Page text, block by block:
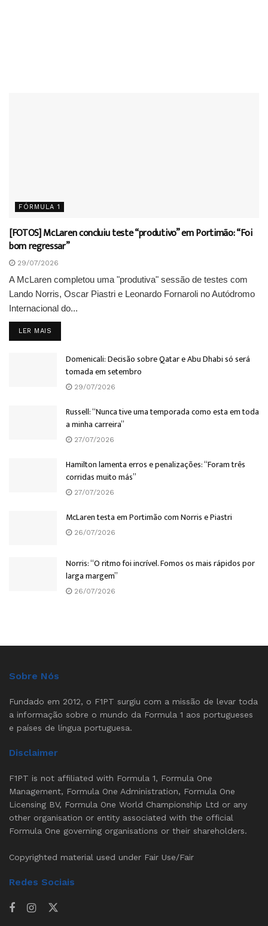
FÓRMULA 1
[FOTOS] McLaren concluiu teste “produtivo” em Portimão: “Foi
bom regressar”
29/07/2026
A McLaren completou uma "produtiva" sessão de testes com
Lando Norris, Oscar Piastri e Leonardo Fornaroli no Autódromo
Internacional do...
LER MAIS
Domenicali: Decisão sobre Qatar e Abu Dhabi só será
tomada em setembro
29/07/2026
Russell: “Nunca tive uma temporada como esta em toda
a minha carreira”
27/07/2026
Hamilton lamenta erros e penalizações: “Foram três
corridas muito más”
27/07/2026
McLaren testa em Portimão com Norris e Piastri
26/07/2026
Norris: “O ritmo foi incrível. Fomos os mais rápidos por
larga margem”
26/07/2026
Sobre Nós
Fundado em 2012, o F1PT surgiu com a missão de levar toda
a informação sobre o mundo da Formula 1 aos portugueses
e países de língua portuguesa.
Disclaimer
F1PT is not affiliated with Formula 1, Formula One
Management, Formula One Administration, Formula One
Licensing BV, Formula One World Championship Ltd or any
other organisation or entity associated with the official
Formula One governing organisations or their shareholders.
Copyrighted material used under Fair Use/Fair
Redes Sociais